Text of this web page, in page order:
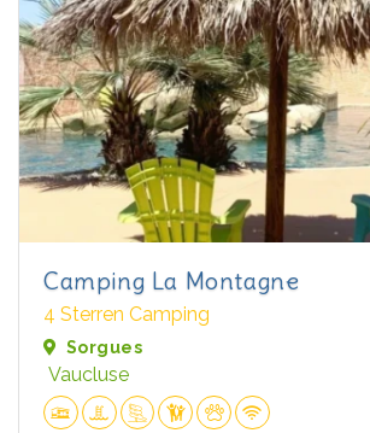
Camping La Montagne
4 Sterren Camping
Sorgues
Vaucluse